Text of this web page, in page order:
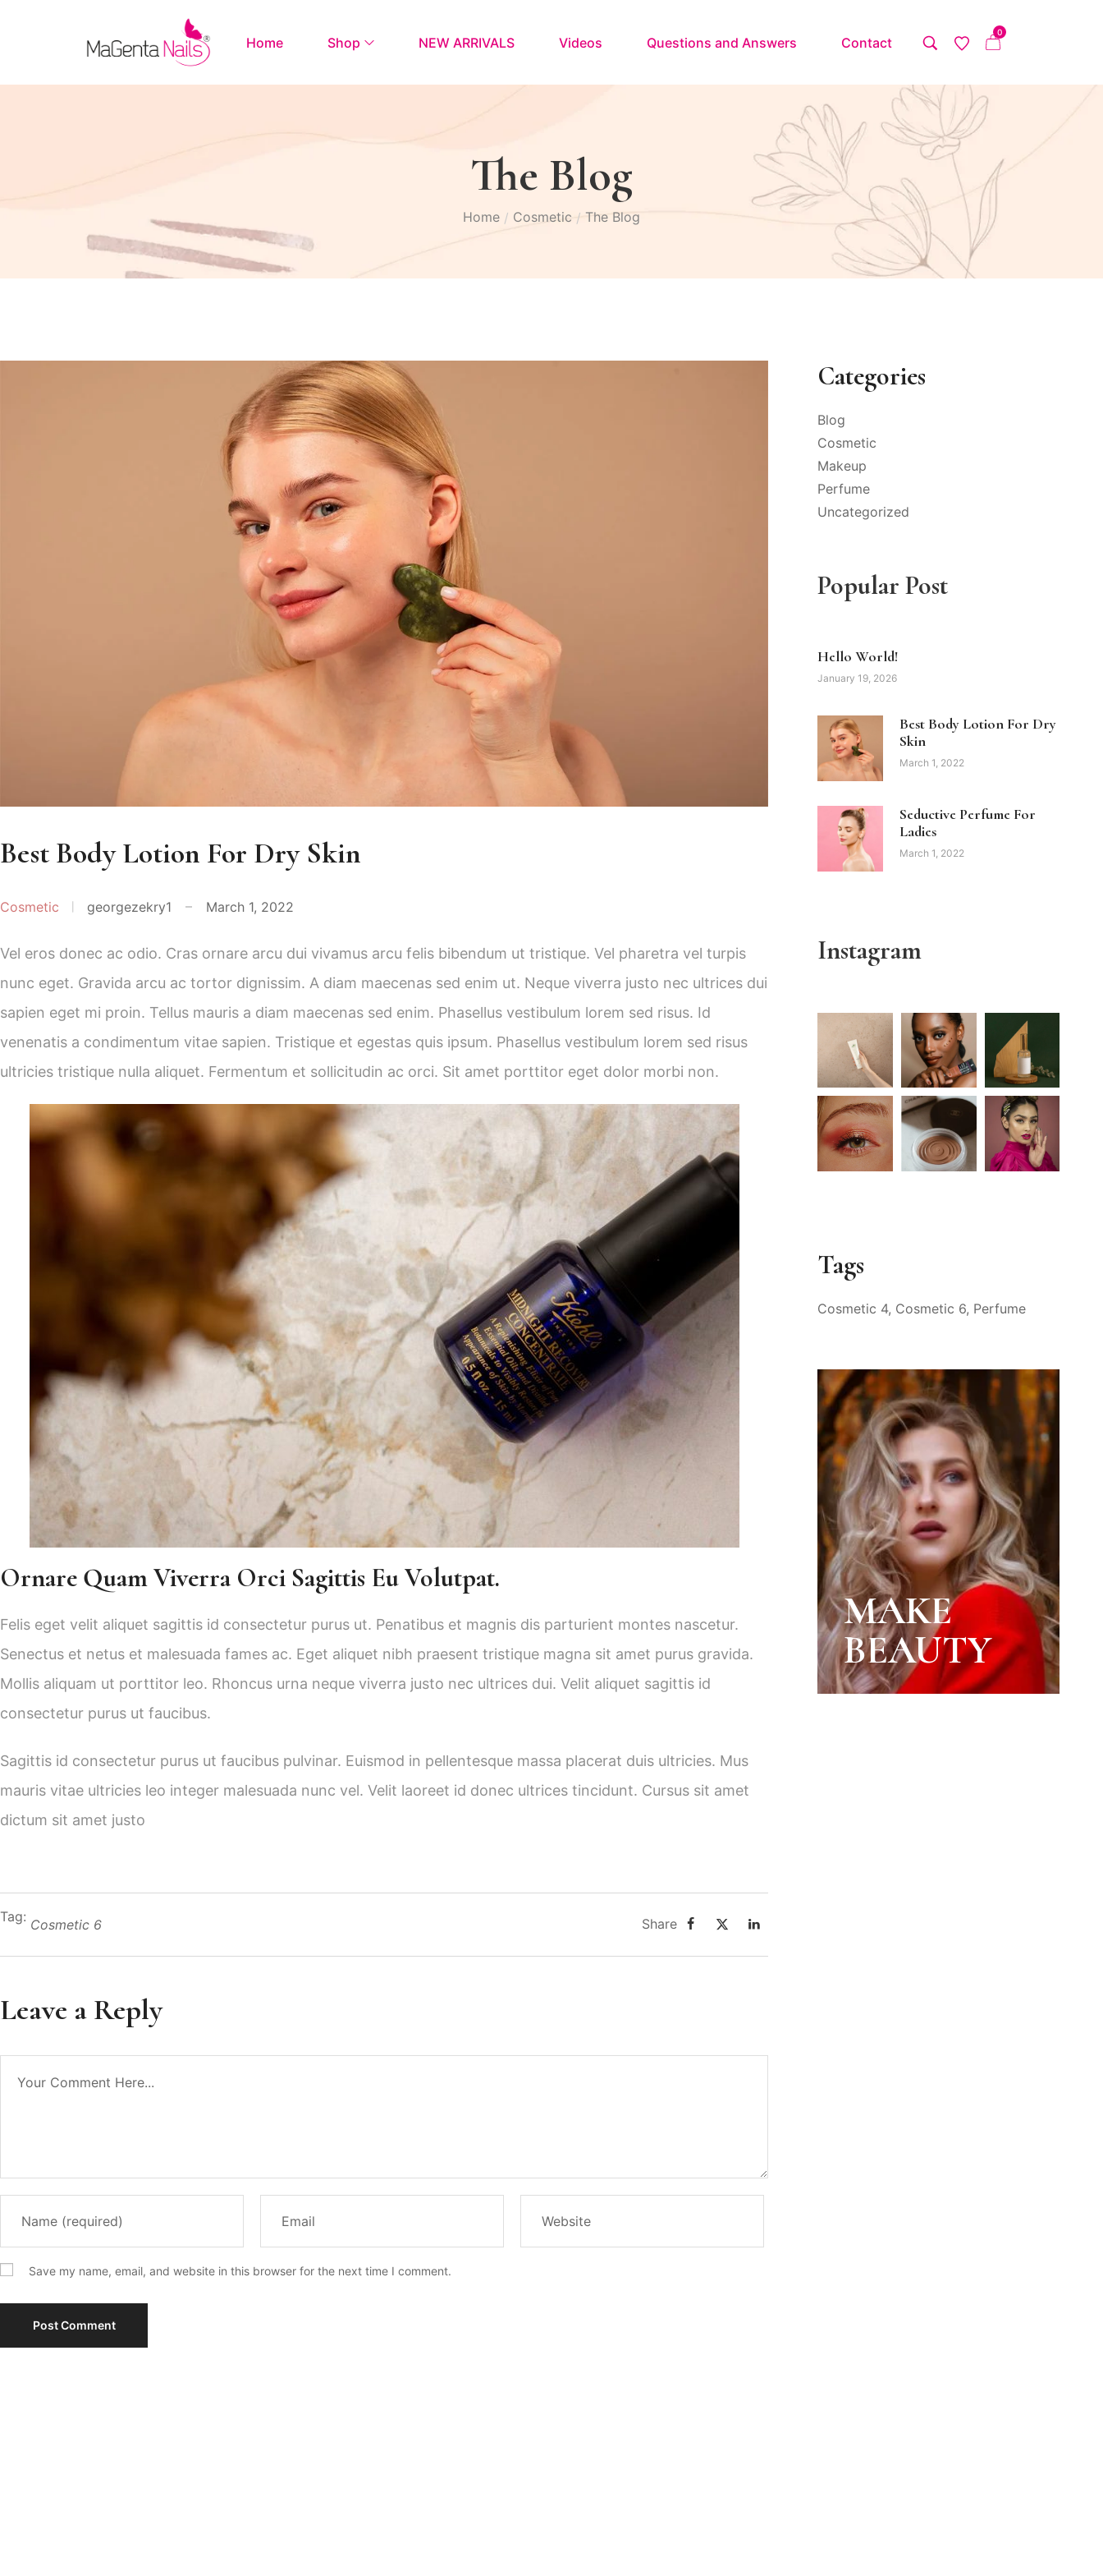
Home Shop NEW ARRIVALS Videos Questions and Answers Contact
0
The Blog
Home / Cosmetic / The Blog
Best Body Lotion For Dry Skin
Cosmetic georgezekry1 March 1, 2022
Vel eros donec ac odio. Cras ornare arcu dui vivamus arcu felis bibendum ut tristique. Vel pharetra vel turpis
nunc eget. Gravida arcu ac tortor dignissim. A diam maecenas sed enim ut. Neque viverra justo nec ultrices dui
sapien eget mi proin. Tellus mauris a diam maecenas sed enim. Phasellus vestibulum lorem sed risus. Id
venenatis a condimentum vitae sapien. Tristique et egestas quis ipsum. Phasellus vestibulum lorem sed risus
ultricies tristique nulla aliquet. Fermentum et sollicitudin ac orci. Sit amet porttitor eget dolor morbi non.
Ornare Quam Viverra Orci Sagittis Eu Volutpat.
Felis eget velit aliquet sagittis id consectetur purus ut. Penatibus et magnis dis parturient montes nascetur.
Senectus et netus et malesuada fames ac. Eget aliquet nibh praesent tristique magna sit amet purus gravida.
Mollis aliquam ut porttitor leo. Rhoncus urna neque viverra justo nec ultrices dui. Velit aliquet sagittis id
consectetur purus ut faucibus.
Sagittis id consectetur purus ut faucibus pulvinar. Euismod in pellentesque massa placerat duis ultricies. Mus
mauris vitae ultricies leo integer malesuada nunc vel. Velit laoreet id donec ultrices tincidunt. Cursus sit amet
dictum sit amet justo
Tag: Cosmetic 6 Share
Leave a Reply
Save my name, email, and website in this browser for the next time I comment.
Categories
Blog
Cosmetic
Makeup
Perfume
Uncategorized
Popular Post
Hello World!
January 19, 2026
Best Body Lotion For Dry
Skin
March 1, 2022
Seductive Perfume For
Ladies
March 1, 2022
Instagram
Tags
Cosmetic 4 Cosmetic 6 Perfume
MAKE
BEAUTY